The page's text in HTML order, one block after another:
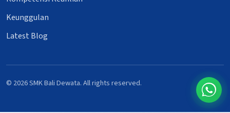
Keunggulan
Latest Blog
© 2026 SMK Bali Dewata. All rights reserved.